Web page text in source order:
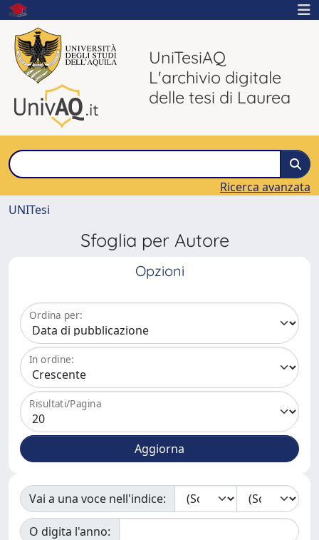
UniTesiAQ
L'archivio digitale
delle tesi di Laurea
Ricerca avanzata
UNITesi
Sfoglia per Autore
Opzioni
Ordina per:
In ordine:
Risultati/Pagina
Vai a una voce nell'indice:
O digita l'anno: